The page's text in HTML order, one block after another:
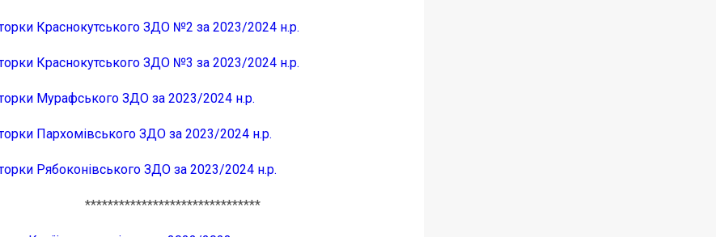
Краснокутського ЗДО №2 за 2023/2024 н.р.
Краснокутського ЗДО №3 за 2023/2024 н.р.
Мурафського ЗДО за 2023/2024 н.р.
Пархомівського ЗДО за 2023/2024 н.р.
Рябоконівського ЗДО за 2023/2024 н.р.
*******************************